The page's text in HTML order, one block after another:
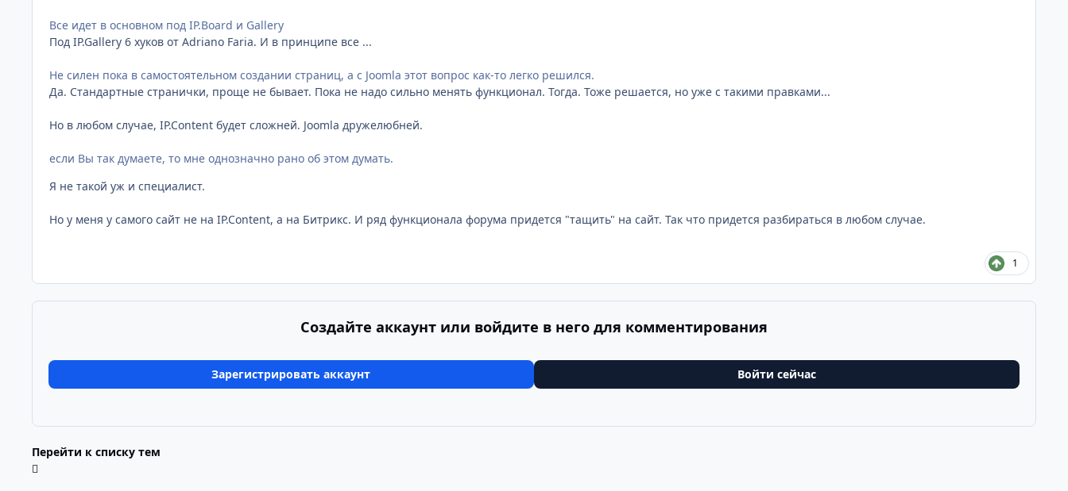
Все идет в основном под IP.Board и Gallery
Под IP.Gallery 6 хуков от Adriano Faria. И в принципе все ...
Не силен пока в самостоятельном создании страниц, а c Joomla этот вопрос как-то легко решился.
Да. Стандартные странички, проще не бывает. Пока не надо сильно менять функционал. Тогда. Тоже решается, но уже с такими правками...
Но в любом случае, IP.Content будет сложней. Joomla дружелюбней.
если Вы так думаете, то мне однозначно рано об этом думать.
Я не такой уж и специалист.
Но у меня у самого сайт не на IP.Content, а на Битрикс. И ряд функционала форума придется "тащить" на сайт. Так что придется разбираться в любом случае.
1
Создайте аккаунт или войдите в него для комментирования
Зарегистрировать аккаунт Войти сейчас
Перейти к списку тем